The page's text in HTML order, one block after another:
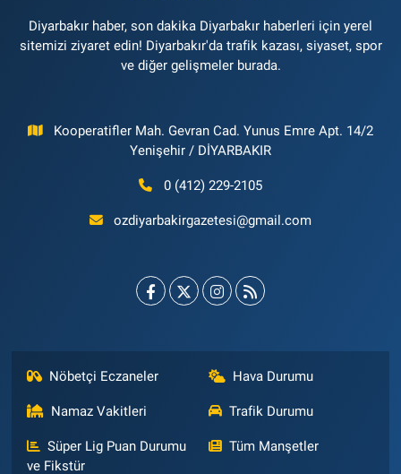
Diyarbakır haber, son dakika Diyarbakır haberleri için yerel
sitemizi ziyaret edin! Diyarbakır'da trafik kazası, siyaset, spor
ve diğer gelişmeler burada.
Kooperatifler Mah. Gevran Cad. Yunus Emre Apt. 14/2
Yenişehir / DİYARBAKIR
0 (412) 229-2105
ozdiyarbakirgazetesi@gmail.com
Nöbetçi Eczaneler Hava Durumu
Namaz Vakitleri Trafik Durumu
Süper Lig Puan Durumu
ve Fikstür
Tüm Manşetler